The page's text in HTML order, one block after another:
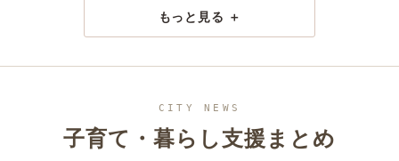
もっと見る ＋
CITY NEWS
子育て・暮らし支援まとめ